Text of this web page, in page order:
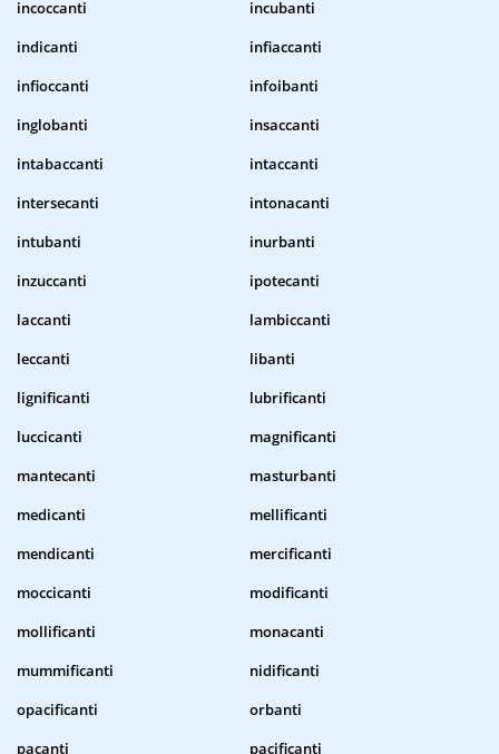
incoccanti
incubanti
indicanti
infiaccanti
infioccanti
infoibanti
inglobanti
insaccanti
intabaccanti
intaccanti
intersecanti
intonacanti
intubanti
inurbanti
inzuccanti
ipotecanti
laccanti
lambiccanti
leccanti
libanti
lignificanti
lubrificanti
luccicanti
magnificanti
mantecanti
masturbanti
medicanti
mellificanti
mendicanti
mercificanti
moccicanti
modificanti
mollificanti
monacanti
mummificanti
nidificanti
opacificanti
orbanti
pacanti
pacificanti